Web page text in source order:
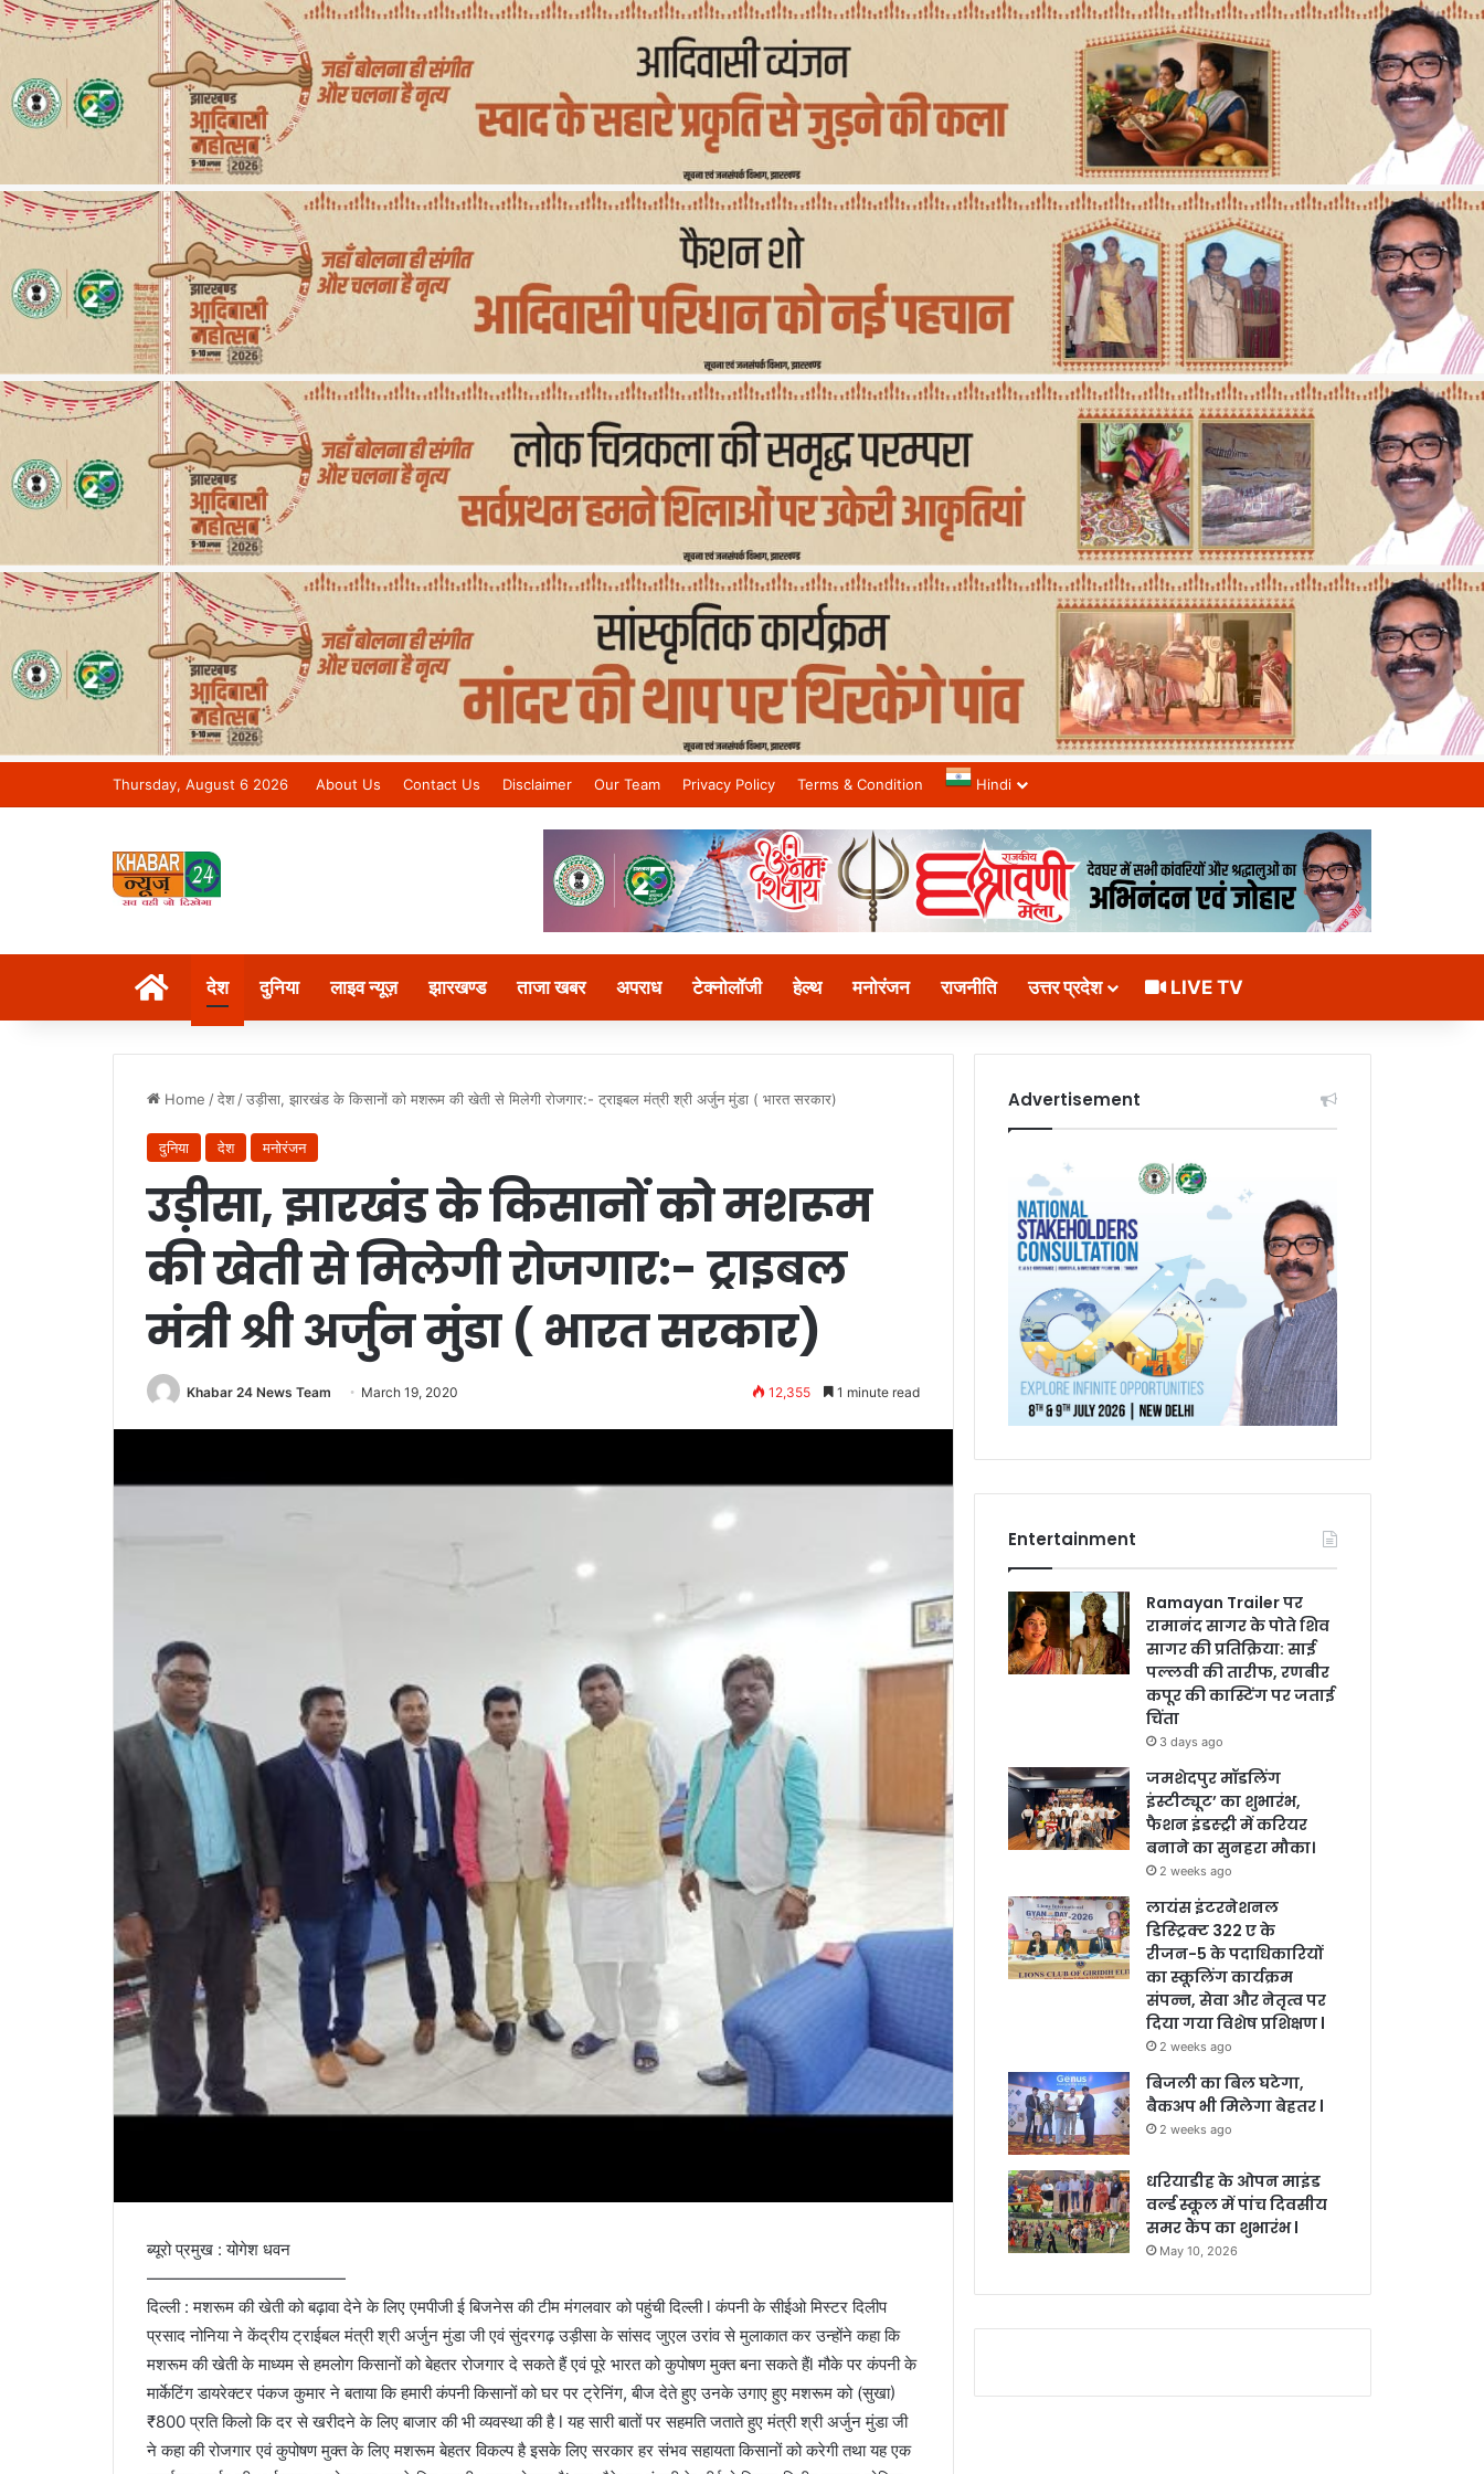
Thursday, August 6 2026 About Us Contact Us Disclaimer Our Team Privacy Policy Terms & Condition Hindi
Khabar 24 News Tv | Bihar/Jharkhand No.1 News Channel
देश दुनिया लाइव न्यूज़ झारखण्ड ताजा खबर अपराध टेक्नोलॉजी हेल्थ मनोरंजन राजनीति उत्तर प्रदेश LIVE TV
Home /देश /उड़ीसा, झारखंड के किसानों को मशरूम की खेती से मिलेगी रोजगार:- ट्राइबल मंत्री श्री अर्जुन मुंडा ( भारत सरकार)
दुनिया देश मनोरंजन
उड़ीसा, झारखंड के किसानों को मशरूम
की खेती से मिलेगी रोजगार:- ट्राइबल
मंत्री श्री अर्जुन मुंडा ( भारत सरकार)
Khabar 24 News Team March 19, 2020 12,355 1 minute read
ब्यूरो प्रमुख : योगेश धवन
————————————
दिल्ली : मशरूम की खेती को बढ़ावा देने के लिए एमपीजी ई बिजनेस की टीम मंगलवार को पहुंची दिल्ली l कंपनी के सीईओ मिस्टर दिलीप
प्रसाद नोनिया ने केंद्रीय ट्राईबल मंत्री श्री अर्जुन मुंडा जी एवं सुंदरगढ़ उड़ीसा के सांसद जुएल उरांव से मुलाकात कर उन्होंने कहा कि
मशरूम की खेती के माध्यम से हमलोग किसानों को बेहतर रोजगार दे सकते हैं एवं पूरे भारत को कुपोषण मुक्त बना सकते हैंl मौके पर कंपनी के
मार्केटिंग डायरेक्टर पंकज कुमार ने बताया कि हमारी कंपनी किसानों को घर पर ट्रेनिंग, बीज देते हुए उनके उगाए हुए मशरूम को (सुखा)
₹800 प्रति किलो कि दर से खरीदने के लिए बाजार की भी व्यवस्था की है l यह सारी बातों पर सहमति जताते हुए मंत्री श्री अर्जुन मुंडा जी
ने कहा की रोजगार एवं कुपोषण मुक्त के लिए मशरूम बेहतर विकल्प है इसके लिए सरकार हर संभव सहायता किसानों को करेगी तथा यह एक
Advertisement
Entertainment
Ramayan Trailer पर
रामानंद सागर के पोते शिव
सागर की प्रतिक्रिया: साई
पल्लवी की तारीफ, रणबीर
कपूर की कास्टिंग पर जताई
चिंता
3 days ago
जमशेदपुर मॉडलिंग
इंस्टीट्यूट’ का शुभारंभ,
फैशन इंडस्ट्री में करियर
बनाने का सुनहरा मौका।
2 weeks ago
लायंस इंटरनेशनल
डिस्ट्रिक्ट 322 ए के
रीजन-5 के पदाधिकारियों
का स्कूलिंग कार्यक्रम
संपन्न, सेवा और नेतृत्व पर
दिया गया विशेष प्रशिक्षण l
2 weeks ago
बिजली का बिल घटेगा,
बैकअप भी मिलेगा बेहतर l
2 weeks ago
धरियाडीह के ओपन माइंड
वर्ल्ड स्कूल में पांच दिवसीय
समर कैंप का शुभारंभ l
May 10, 2026